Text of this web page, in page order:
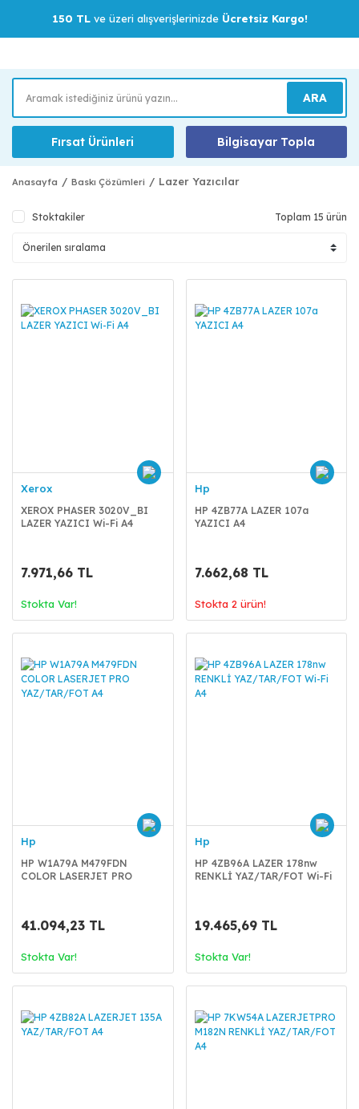
150 TLve üzeri alışverişlerinizde Ücretsiz Kargo!
ARA
Fırsat Ürünleri Bilgisayar Topla
Anasayfa Baskı Çözümleri Lazer Yazıcılar
Stoktakiler Toplam 15 ürün
Xerox
XEROX PHASER 3020V_BI
LAZER YAZICI Wi-Fi A4
7.971,66 TL
Stokta Var!
Hp
HP 4ZB77A LAZER 107a
YAZICI A4
7.662,68 TL
Stokta 2 ürün!
Hp
HP W1A79A M479FDN
COLOR LASERJET PRO
41.094,23 TL
Stokta Var!
Hp
HP 4ZB96A LAZER 178nw
RENKLİ YAZ/TAR/FOT Wi-Fi
19.465,69 TL
Stokta Var!